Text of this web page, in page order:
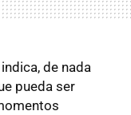
de nada
pueda ser